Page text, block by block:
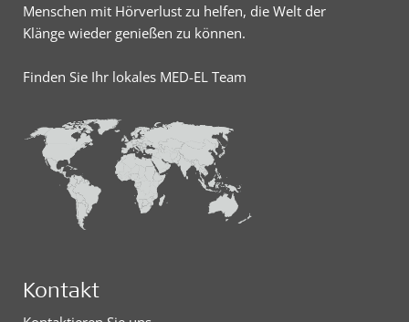
Menschen mit Hörverlust zu helfen, die Welt der
Klänge wieder genießen zu können.
Finden Sie Ihr lokales MED-EL Team
Kontakt